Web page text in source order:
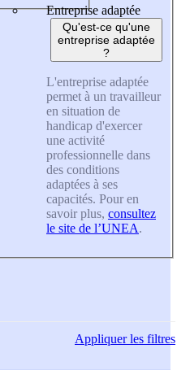
Entreprise adaptée
Qu'est-ce qu'une
entreprise adaptée
?
L'entreprise adaptée
permet à un travailleur
en situation de
handicap d'exercer
une activité
professionnelle dans
des conditions
adaptées à ses
capacités. Pour en
savoir plus, consultez
le site de l’UNEA.
Appliquerles filtres